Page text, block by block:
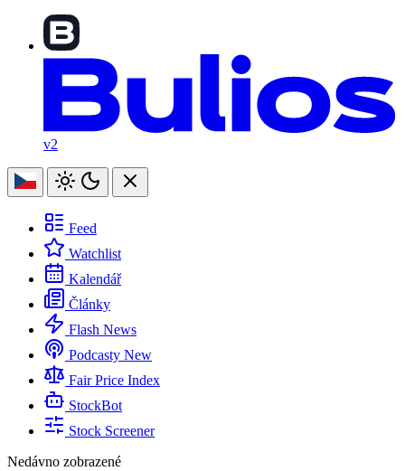
v2
Feed
Watchlist
Kalendář
Články
Flash News
Podcasty New
Fair Price Index
StockBot
Stock Screener
Nedávno zobrazené